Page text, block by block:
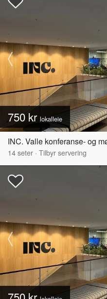
750 kr lokalleie
14seter · Tilbyr servering